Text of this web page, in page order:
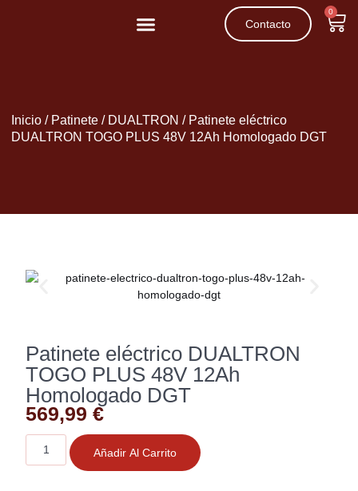
Contacto
0
Inicio / Patinete / DUALTRON / Patinete eléctrico
DUALTRON TOGO PLUS 48V 12Ah Homologado DGT
Patinete eléctrico DUALTRON
TOGO PLUS 48V 12Ah
Homologado DGT
569,99€
Añadir Al Carrito